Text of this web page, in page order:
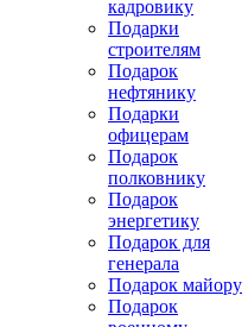
кадровику
Подарки
строителям
Подарок
нефтянику
Подарки
офицерам
Подарок
полковнику
Подарок
энергетику
Подарок для
генерала
Подарок майору
Подарок